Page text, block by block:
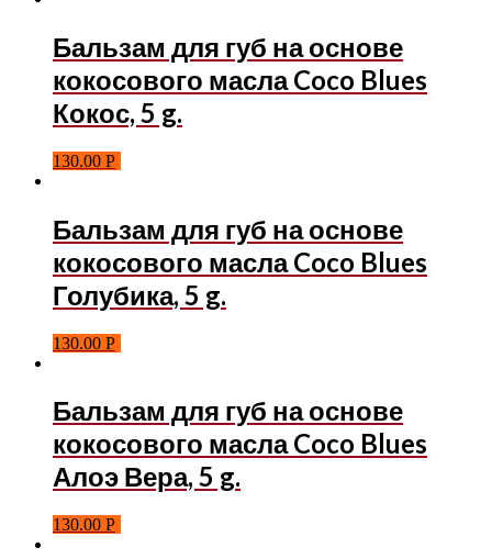
Бальзам для губ на основе
кокосового масла Coco Blues
Кокос, 5 g.
130.00 Р
Бальзам для губ на основе
кокосового масла Coco Blues
Голубика, 5 g.
130.00 Р
Бальзам для губ на основе
кокосового масла Coco Blues
Алоэ Вера, 5 g.
130.00 Р